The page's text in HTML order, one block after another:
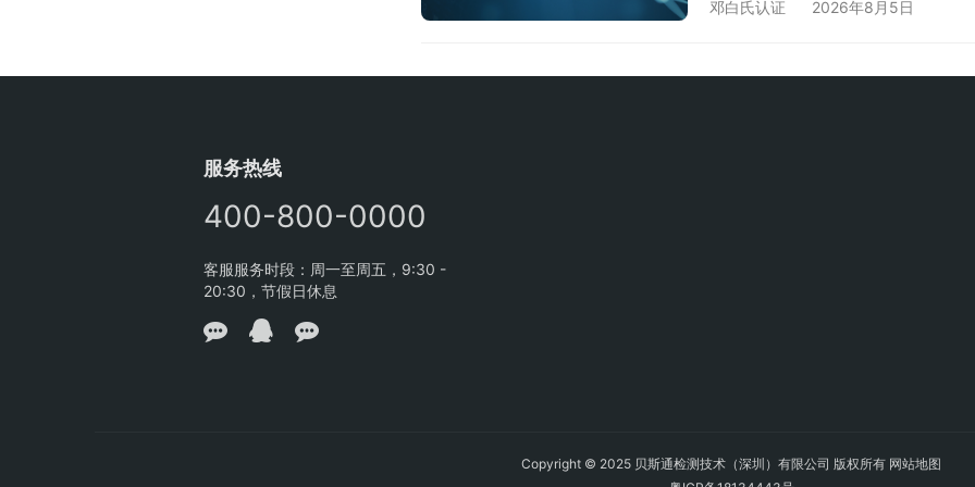
可• 满足跨国企业合作资质要求•
邓白氏认证 2026年8月5日
服务热线
400-800-0000
客服服务时段：周一至周五，9:30 -
20:30，节假日休息
Copyright © 2025 贝斯通检测技术（深圳）有限公司 版权所有 网站地图